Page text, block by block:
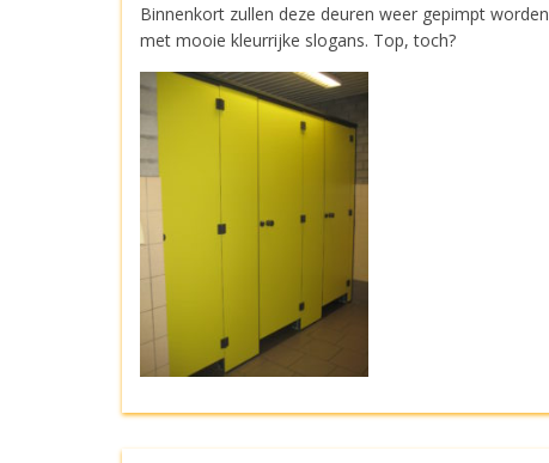
Binnenkort zullen deze deuren weer gepimpt worden
met mooie kleurrijke slogans. Top, toch?